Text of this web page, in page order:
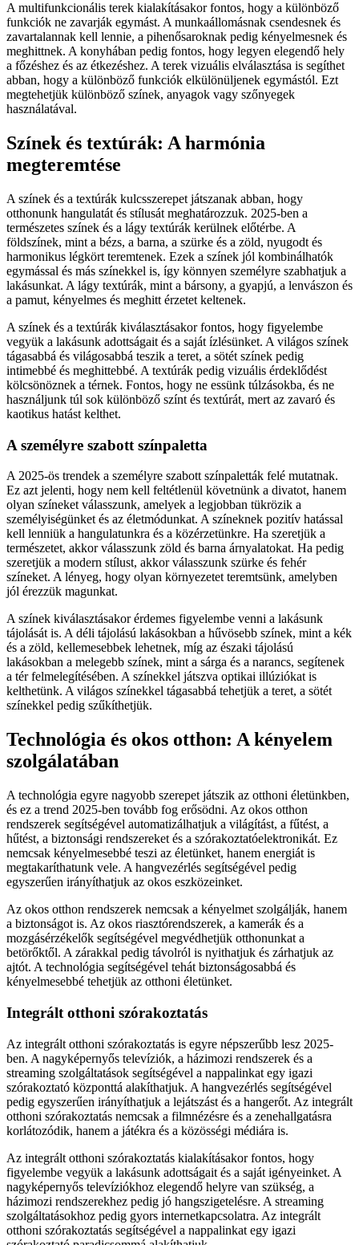
A multifunkcionális terek kialakításakor fontos, hogy a különböző
funkciók ne zavarják egymást. A munkaállomásnak csendesnek és
zavartalannak kell lennie, a pihenősaroknak pedig kényelmesnek és
meghittnek. A konyhában pedig fontos, hogy legyen elegendő hely
a főzéshez és az étkezéshez. A terek vizuális elválasztása is segíthet
abban, hogy a különböző funkciók elkülönüljenek egymástól. Ezt
megtehetjük különböző színek, anyagok vagy szőnyegek
használatával.
Színek és textúrák: A harmónia
megteremtése
A színek és a textúrák kulcsszerepet játszanak abban, hogy
otthonunk hangulatát és stílusát meghatározzuk. 2025-ben a
természetes színek és a lágy textúrák kerülnek előtérbe. A
földszínek, mint a bézs, a barna, a szürke és a zöld, nyugodt és
harmonikus légkört teremtenek. Ezek a színek jól kombinálhatók
egymással és más színekkel is, így könnyen személyre szabhatjuk a
lakásunkat. A lágy textúrák, mint a bársony, a gyapjú, a lenvászon és
a pamut, kényelmes és meghitt érzetet keltenek.
A színek és a textúrák kiválasztásakor fontos, hogy figyelembe
vegyük a lakásunk adottságait és a saját ízlésünket. A világos színek
tágasabbá és világosabbá teszik a teret, a sötét színek pedig
intimebbé és meghittebbé. A textúrák pedig vizuális érdeklődést
kölcsönöznek a térnek. Fontos, hogy ne essünk túlzásokba, és ne
használjunk túl sok különböző színt és textúrát, mert az zavaró és
kaotikus hatást kelthet.
A személyre szabott színpaletta
A 2025-ös trendek a személyre szabott színpaletták felé mutatnak.
Ez azt jelenti, hogy nem kell feltétlenül követnünk a divatot, hanem
olyan színeket válasszunk, amelyek a legjobban tükrözik a
személyiségünket és az életmódunkat. A színeknek pozitív hatással
kell lenniük a hangulatunkra és a közérzetünkre. Ha szeretjük a
természetet, akkor válasszunk zöld és barna árnyalatokat. Ha pedig
szeretjük a modern stílust, akkor válasszunk szürke és fehér
színeket. A lényeg, hogy olyan környezetet teremtsünk, amelyben
jól érezzük magunkat.
A színek kiválasztásakor érdemes figyelembe venni a lakásunk
tájolását is. A déli tájolású lakásokban a hűvösebb színek, mint a kék
és a zöld, kellemesebbek lehetnek, míg az északi tájolású
lakásokban a melegebb színek, mint a sárga és a narancs, segítenek
a tér felmelegítésében. A színekkel játszva optikai illúziókat is
kelthetünk. A világos színekkel tágasabbá tehetjük a teret, a sötét
színekkel pedig szűkíthetjük.
Technológia és okos otthon: A kényelem
szolgálatában
A technológia egyre nagyobb szerepet játszik az otthoni életünkben,
és ez a trend 2025-ben tovább fog erősödni. Az okos otthon
rendszerek segítségével automatizálhatjuk a világítást, a fűtést, a
hűtést, a biztonsági rendszereket és a szórakoztatóelektronikát. Ez
nemcsak kényelmesebbé teszi az életünket, hanem energiát is
megtakaríthatunk vele. A hangvezérlés segítségével pedig
egyszerűen irányíthatjuk az okos eszközeinket.
Az okos otthon rendszerek nemcsak a kényelmet szolgálják, hanem
a biztonságot is. Az okos riasztórendszerek, a kamerák és a
mozgásérzékelők segítségével megvédhetjük otthonunkat a
betörőktől. A zárakkal pedig távolról is nyithatjuk és zárhatjuk az
ajtót. A technológia segítségével tehát biztonságosabbá és
kényelmesebbé tehetjük az otthoni életünket.
Integrált otthoni szórakoztatás
Az integrált otthoni szórakoztatás is egyre népszerűbb lesz 2025-
ben. A nagyképernyős televíziók, a házimozi rendszerek és a
streaming szolgáltatások segítségével a nappalinkat egy igazi
szórakoztató központtá alakíthatjuk. A hangvezérlés segítségével
pedig egyszerűen irányíthatjuk a lejátszást és a hangerőt. Az integrált
otthoni szórakoztatás nemcsak a filmnézésre és a zenehallgatásra
korlátozódik, hanem a játékra és a közösségi médiára is.
Az integrált otthoni szórakoztatás kialakításakor fontos, hogy
figyelembe vegyük a lakásunk adottságait és a saját igényeinket. A
nagyképernyős televíziókhoz elegendő helyre van szükség, a
házimozi rendszerekhez pedig jó hangszigetelésre. A streaming
szolgáltatásokhoz pedig gyors internetkapcsolatra. Az integrált
otthoni szórakoztatás segítségével a nappalinkat egy igazi